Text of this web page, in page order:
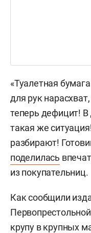
«Туалетная
для рук
теперь дефицит!
такая же
разбирают!
поделилась
из покупательниц.
Как сообщили
крупу в крупных